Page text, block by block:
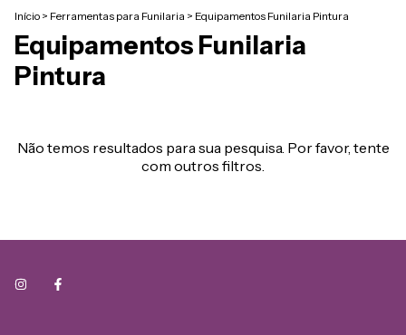
Início > Ferramentas para Funilaria > Equipamentos Funilaria Pintura
Equipamentos Funilaria
Pintura
Não temos resultados para sua pesquisa. Por favor, tente
com outros filtros.